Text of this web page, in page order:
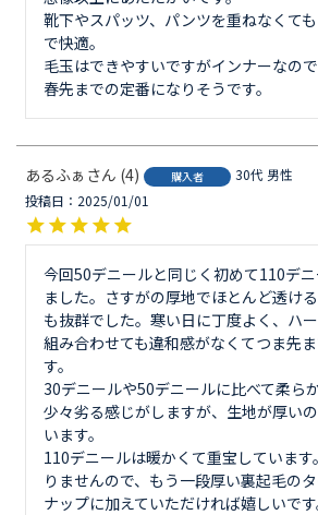
靴下やスパッツ、パンツを重ねなくて
で快適。
毛玉はできやすいですがインナーなの
春先までの定番になりそうです。
あるふぁ 4 購入者 30代 男性
投稿日
2025/01/01
今回50デニールと同じく初めて110デ
ました。さすがの厚地でほとんど透け
も抜群でした。寒い日に丁度よく、ハ
組み合わせても違和感がなくてつま先
す。
30デニールや50デニールに比べて柔ら
少々劣る感じがしますが、生地が厚い
います。
110デニールは暖かくて重宝していま
りませんので、もう一段厚い裏起毛の
ナップに加えていただければ嬉しいです